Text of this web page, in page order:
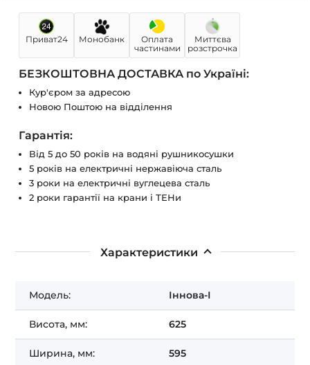
Приват24 Монобанк
Оплата
частинами
Миттєва
розстрочка
БЕЗКОШТОВНА ДОСТАВКА по Україні:
Кур'єром за адресою
Новою Поштою на відділення
Гарантія:
Від 5 до 50 років на водяні рушникосушки
5 років на електричні нержавіюча сталь
3 роки на електричні вуглецева сталь
2 роки гарантії на крани і ТЕНи
Характеристики
Модель: Іннова-І
Висота, мм: 625
Ширина, мм: 595